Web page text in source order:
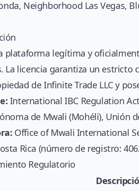
Neighborhood Las Vegas,
plataforma legítima y
La licencia garantiza un
de Infinite Trade LLC y
International IBC Regulation
de Mwali (Mohéli), Unión
Office of Mwali International
Rica (número de registro:
Regulatorio